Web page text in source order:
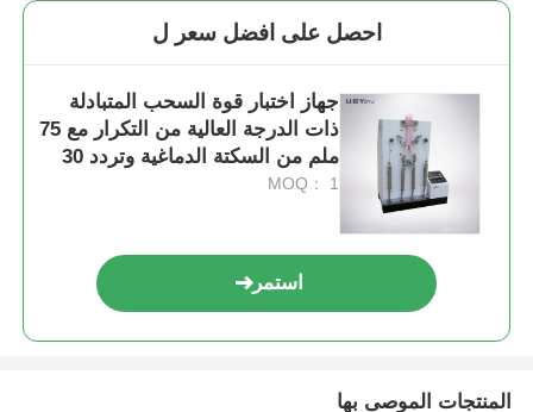
احصل على افضل سعر ل
جهاز اختبار قوة السحب المتبادلة
ذات الدرجة العالية من التكرار مع 75
ملم من السكتة الدماغية وتردد 30
CPM
MOQ： 1
استمر
المنتجات الموصى بها